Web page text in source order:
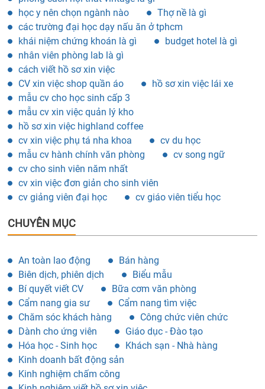
học y nên chọn ngành nào
Thợ nề là gì
các trường đại học dạy nấu ăn ở tphcm
khái niệm chứng khoán là gì
budget hotel là gì
nhân viên phòng lab là gì
cách viết hồ sơ xin việc
CV xin việc shop quần áo
hồ sơ xin việc lái xe
mẫu cv cho học sinh cấp 3
mẫu cv xin việc quản lý kho
hồ sơ xin việc highland coffee
cv xin việc phụ tá nha khoa
cv du học
mẫu cv hành chính văn phòng
cv song ngữ
cv cho sinh viên năm nhất
cv xin việc đơn giản cho sinh viên
cv giảng viên đại học
cv giáo viên tiểu học
CHUYÊN MỤC
An toàn lao động
Bán hàng
Biên dịch, phiên dịch
Biểu mẫu
Bí quyết viết CV
Bữa cơm văn phòng
Cẩm nang gia sư
Cẩm nang tìm việc
Chăm sóc khách hàng
Công chức viên chức
Dành cho ứng viên
Giáo dục - Đào tạo
Hóa học - Sinh học
Khách sạn - Nhà hàng
Kinh doanh bất động sản
Kinh nghiệm chấm công